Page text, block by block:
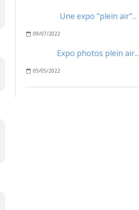
Une expo "plein air"...
09/07/2022
Expo photos plein air...
05/05/2022